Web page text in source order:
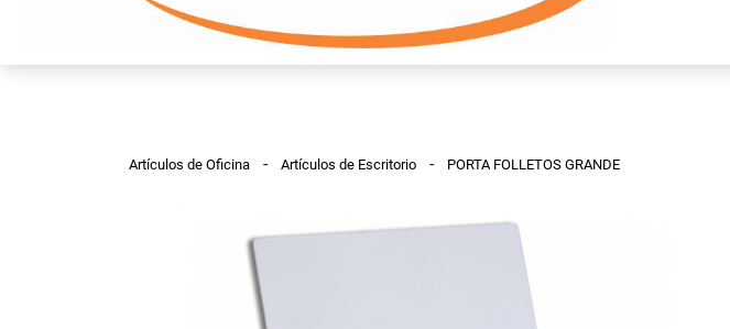
Artículos de Oficina - Artículos de Escritorio - PORTA FOLLETOS GRANDE